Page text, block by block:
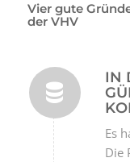
Vier gute
der VHV
IN
Es
Die